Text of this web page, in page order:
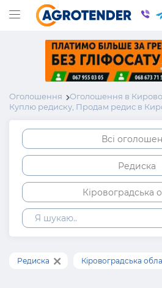
Оголошення
Оголошення в
Куплю редиску, Продам редис в
Всі
Редиска
Кіровоградська
Редиска Кіровоградська